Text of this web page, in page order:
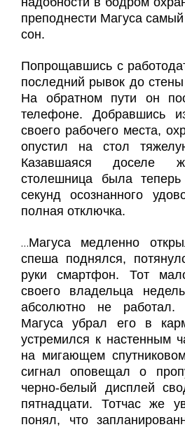
преподнести Магуса
сон.
Попрощавшись с
последний рывок до
На обратном пути он
телефоне. Добравшись
своего рабочего места,
опустил на стол
Казавшаяся доселе
столешница была
секунд осознанного
полная отключка.
…Магуса медленно
спеша поднялся,
руки смартфон. Тот
своего владельца
абсолютно не
Магуса убрал его в
устремился к настенным
на мигающем
сигнал оповещал о
черно-белый дисплей
пятнадцати. Тотчас же
понял, что